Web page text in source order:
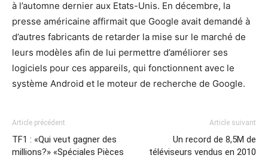
à l’automne dernier aux Etats-Unis. En décembre, la
presse américaine affirmait que Google avait demandé à
d’autres fabricants de retarder la mise sur le marché de
leurs modèles afin de lui permettre d’améliorer ses
logiciels pour ces appareils, qui fonctionnent avec le
système Android et le moteur de recherche de Google.
Article précédent
TF1 : «Qui veut gagner des
millions?» «Spéciales Pièces
Article suivant
Un record de 8,5M de
téléviseurs vendus en 2010